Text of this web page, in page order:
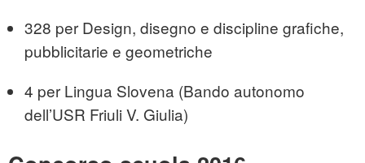
328 per Design, disegno e discipline grafiche,
pubblicitarie e geometriche
4 per Lingua Slovena (Bando autonomo
dell’USR Friuli V. Giulia)